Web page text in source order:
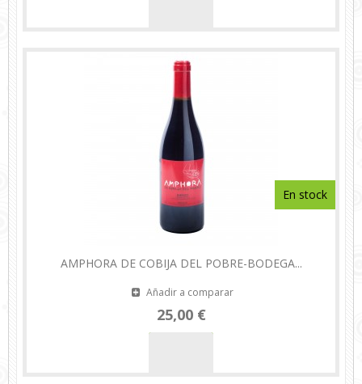
AMPHORA DE COBIJA DEL POBRE-BODEGA...
Añadir a comparar
25,00 €
En stock